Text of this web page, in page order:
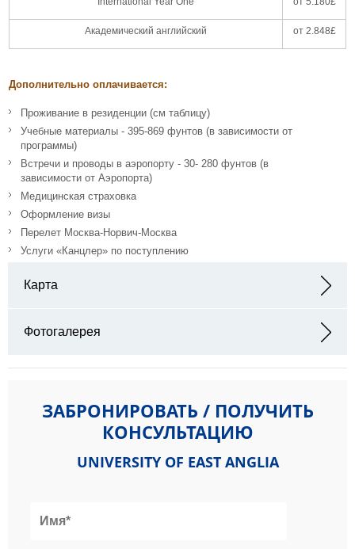
Академический английский от 2.848£
Дополнительно оплачивается:
Проживание в резиденции (см таблицу)
Учебные материалы - 395-869 фунтов (в зависимости от
программы)
Встречи и проводы в аэропорту - 30- 280 фунтов (в
зависимости от Аэропорта)
Медицинская страховка
Оформление визы
Перелет Москва-Норвич-Москва
Услуги «Канцлер» по поступлению
Карта
Великобритания
Фотогалерея
ЗАБРОНИРОВАТЬ / ПОЛУЧИТЬ
КОНСУЛЬТАЦИЮ
UNIVERSITY OF EAST ANGLIA